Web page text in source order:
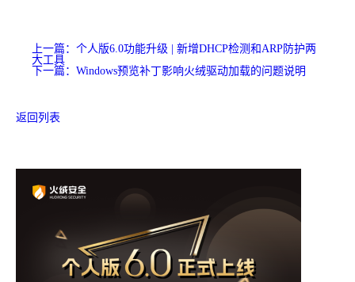
上一篇：个人版6.0功能升级 | 新增DHCP检测和ARP防护两
大工具
下一篇：Windows预览补丁影响火绒驱动加载的问题说明
返回列表